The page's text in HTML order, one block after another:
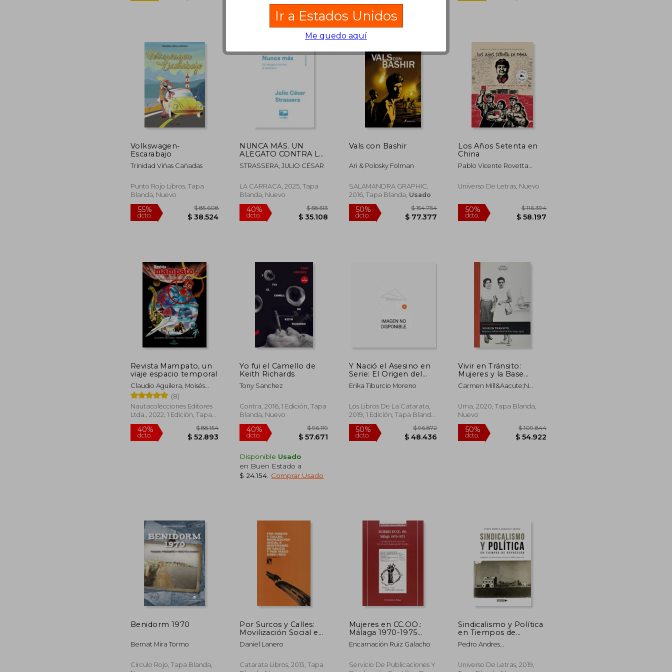
10%
dcto.
50%
dcto.
4%
dcto.
$ 36.699
$ 35.168
4%
dcto.
Volkswagen-
Escarabajo
Trinidad Viñas Cañadas
Punto Rojo Libros, Tapa
Blanda, Nuevo
dcto. $ 38.524
NUNCA MÁS. UN
ALEGATO CONTRA LA
BARBARIE
STRASSERA, JULIO CÉSAR
LA CARRACA, 2025, Tapa
Blanda, Nuevo
dcto. $ 35.108
Vals con Bashir
Ari & Polosky Folman
SALAMANDRA GRAPHIC,
2016, Tapa Blanda, Usado
dcto. $ 77.377
Los Años Setenta en
China
Pablo Vicente Rovetta
Universo De Letras, Nuevo
dcto.
Revista Mampato, un
viaje espacio temporal
Claudio Aguilera, Moisés
Hassón
(8)
Nautacolecciones Editores
Ltda., 2022, 1 Edición, Tapa
Dura, Nuevo
40%
dcto.
Yo fui el Camello de
Keith Richards
Tony Sanchez
Contra, 2016, 1 Edición, Tapa
Blanda, Nuevo
dcto.
Disponible Usado
en Buen Estado a
$ 24.154 Comprar Usado
Y Nació el Asesino en
Serie: El Origen del
Monstruo en el Terror
Fílmico y Popular
(Mayor)
Erika Tiburcio Moreno
Los Libros De La Catarata,
2019, 1 Edición, Tapa Blanda,
Nuevo
50%
dcto.
$ 96.872
$ 48.436
Vivir en Tránsito:
Mujeres y la Base
Naval de Rota
Carmen Mill&Aacute;N
Uma, 2020, Tapa Blanda,
Nuevo
dcto.
Benidorm 1970
Bernat Mira Tormo
Circulo Rojo, Tapa Blanda,
Por Surcos y Calles:
Movilización Social e
Identidades en Galicia
y País Vasco, 1968-
Daniel Lanero
Catarata Libros, 2013, Tapa
Mujeres en CC.OO.:
Málaga 1970-1975
(Studia Malacitana)
Encarnación Ruiz Galacho
Servicio De Publicaciones Y
Sindicalismo y Política
en Tiempos de
Represión: Memorias
de una Década en
Pedro Andres
Universo De Letras, 2019,
Ir a Estados Unidos
Me quedo aquí